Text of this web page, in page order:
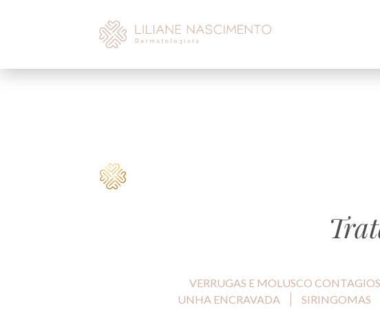
VERRUGAS E MOLUSCO
UNHA ENCRAVADA
SIRINGOMAS